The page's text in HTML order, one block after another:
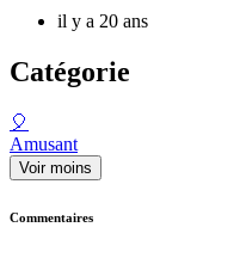
il y a 20 ans
Catégorie
🎈
Amusant
Voir moins
Commentaires